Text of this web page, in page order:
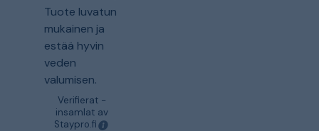
Tuote luvatun
mukainen ja
estää hyvin
veden
valumisen.
Verifierat -
insamlat av
Staypro.fi